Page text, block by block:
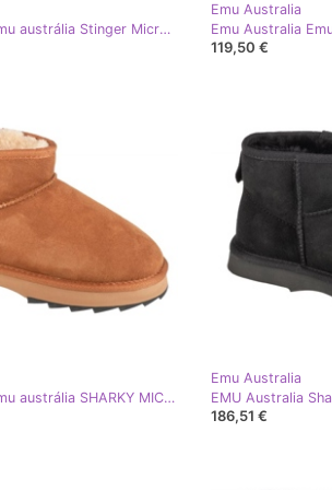
Emu Australia Emu austrália Stinger Micro Flatform Shoes W13082-Caro rosa
Emu Australia
119,50 €
Emu Australia Emu austrália SHARKY MICRO W12548 CHEB SAPATOS marrom
Emu Australia
186,51 €